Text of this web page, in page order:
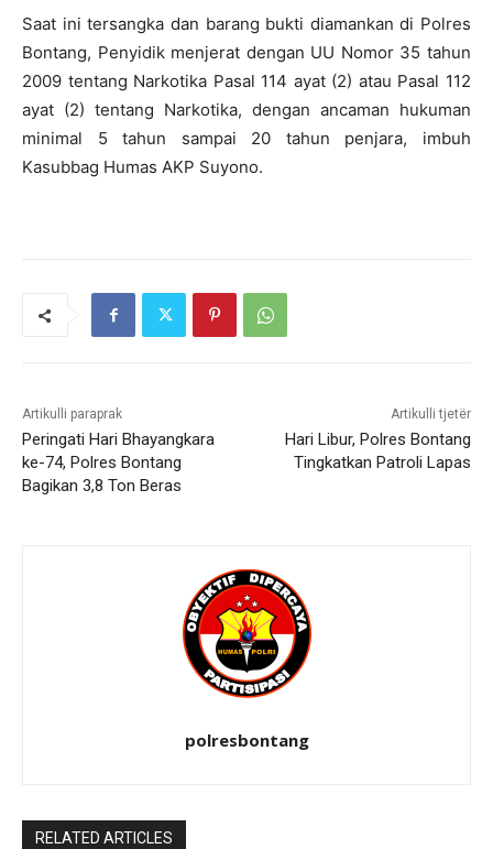
Saat ini tersangka dan barang bukti diamankan di Polres
Bontang, Penyidik menjerat dengan UU Nomor 35 tahun
2009 tentang Narkotika Pasal 114 ayat (2) atau Pasal 112
ayat (2) tentang Narkotika, dengan ancaman hukuman
minimal 5 tahun sampai 20 tahun penjara, imbuh
Kasubbag Humas AKP Suyono.
Artikulli paraprak
Peringati Hari Bhayangkara
ke-74, Polres Bontang
Bagikan 3,8 Ton Beras
Artikulli tjetër
Hari Libur, Polres Bontang
Tingkatkan Patroli Lapas
polresbontang
RELATED ARTICLES